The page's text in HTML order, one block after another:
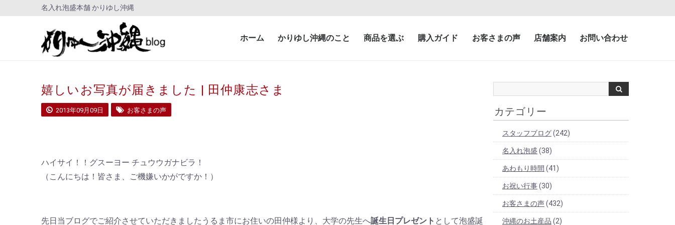
名入れ泡盛本舗 かりゆし沖縄
ホーム かりゆし沖縄のこと 商品を選ぶ 購入ガイド お客さまの声 店舗案内 お問い合わせ
嬉しいお写真が届きました | 田仲康志さま
2013年09月09日 お客さまの声
ハイサイ！！グスーヨー チュウウガナビラ！
（こんにちは！皆さま、ご機嫌いかがですか！）
先日当ブログでご紹介させていただきましたうるま市にお住いの田仲様より、大学の先生へ誕生日プレゼント として泡盛誕
カテゴリー
スタッフブログ(242)
名入れ泡盛 (38)
あわもり時間 (41)
お祝い行事(30)
お客さまの声(432)
沖縄のお土産品 (2)